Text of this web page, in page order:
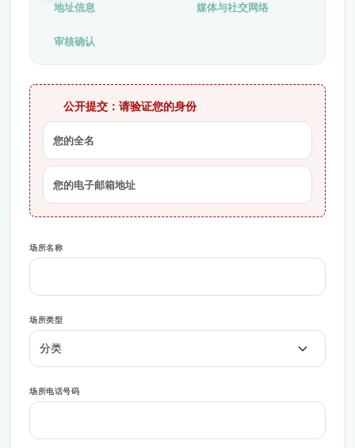
地址信息 媒体与社交网络
审核确认
公开提交：请验证您的身份
场所名称
场所类型
场所电话号码